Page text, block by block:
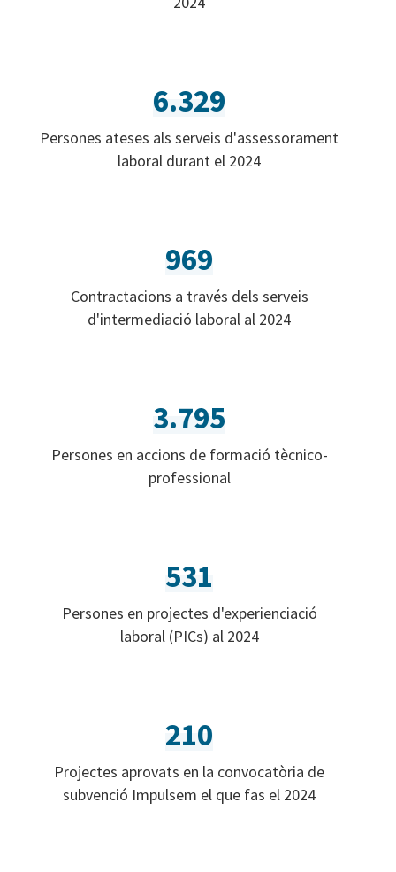
6.329
Persones ateses als serveis d'assessorament
laboral durant el 2024
969
Contractacions a través dels serveis
d'intermediació laboral al 2024
3.795
Persones en accions de formació tècnico-
professional
531
Persones en projectes d'experienciació
laboral (PICs) al 2024
210
Projectes aprovats en la convocatòria de
subvenció Impulsem el que fas el 2024